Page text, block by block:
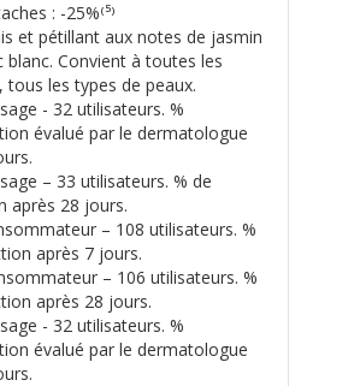
: -25%⁽⁵⁾
et pétillant aux notes de jasmin
blanc. Convient à toutes les
tous les types de peaux.
- 32 utilisateurs. %
évalué par le dermatologue
– 33 utilisateurs. % de
après 28 jours.
– 108 utilisateurs. %
après 7 jours.
– 106 utilisateurs. %
après 28 jours.
- 32 utilisateurs. %
évalué par le dermatologue